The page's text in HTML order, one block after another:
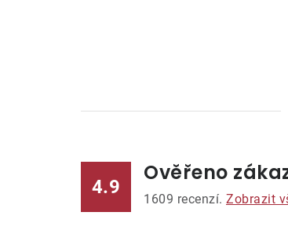
4.9
Ověřeno
1609 recenzí. Zobrazit